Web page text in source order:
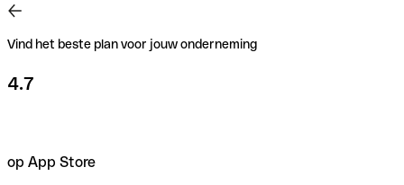
Vind het beste plan voor jouw onderneming
4.7
op App Store